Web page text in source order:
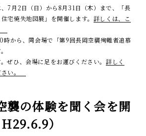
7月2日（日）から8月31日（木）まで、「長
宅焼失地図展」を開催します。 詳しくは、こ
から、同会場で「第9回長岡空襲殉難者追慕
ぜひ、会場に足をお運びください。詳しく
い。
襲の体験を聞く会を開
）